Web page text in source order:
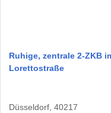
Ruhige, zentrale 2-ZKB
Lorettostraße
Düsseldorf, 40217